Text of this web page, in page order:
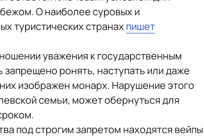
О наиболее суровых и
туристических странах пишет
уважения к государственным
ронять, наступать или даже
изображен монарх. Нарушение этого
семьи, может обернуться для
под строгим запретом находятся вейпы